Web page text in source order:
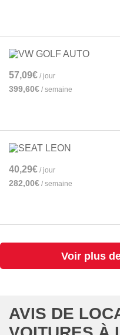
57,09€ / jour
399,60€ / semaine
40,29€ / jour
282,00€ / semaine
Voir plus
AVIS DE